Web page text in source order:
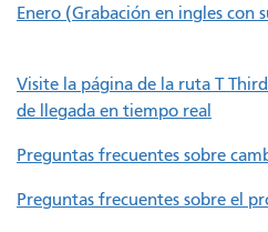
Enero (Grabación en ingles con
Visite la página de la ruta T
de llegada en tiempo real
Preguntas frecuentes sobre
Preguntas frecuentes sobre el